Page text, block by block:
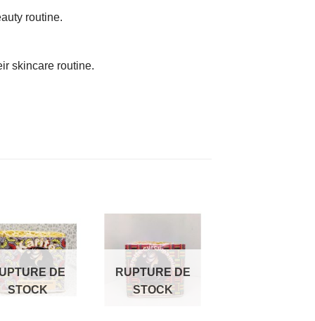
routine.
skincare routine.
AJOUTER
À MES
FAVORIS
DE
STOCK
AJOUTER
À MES
FAVORIS
RUPTURE DE
STOCK